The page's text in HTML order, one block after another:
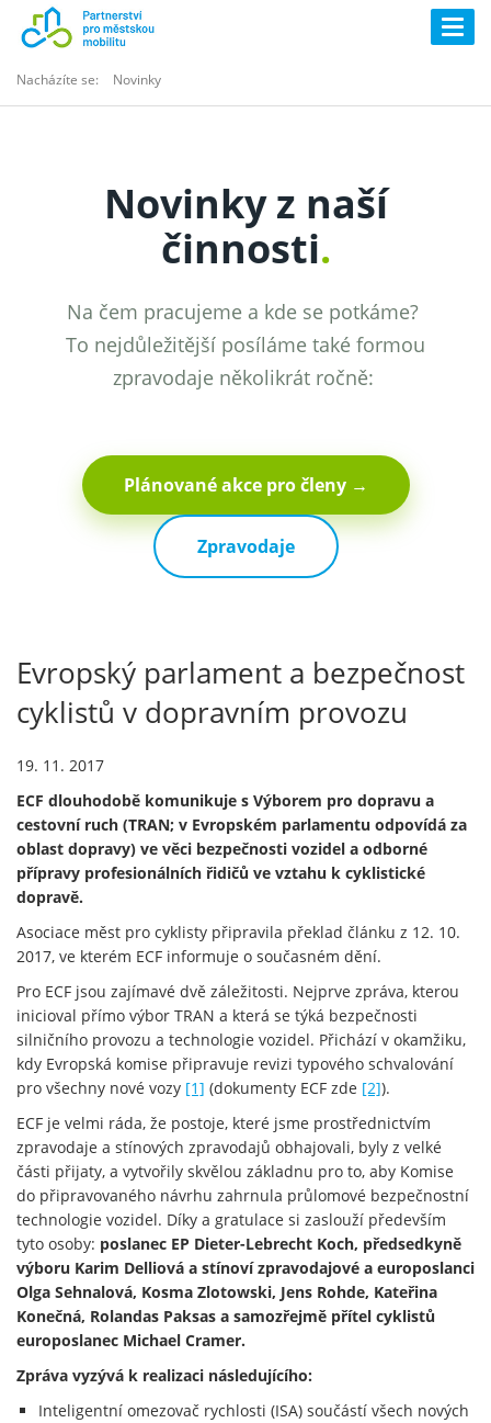
Nacházíte se: Novinky
Novinky z naší
činnosti.
Na čem pracujeme a kde se potkáme?
To nejdůležitější posíláme také formou
zpravodaje několikrát ročně:
Plánované akce pro členy →
Zpravodaje
Evropský parlament a bezpečnost
cyklistů v dopravním provozu
19. 11. 2017
ECF dlouhodobě komunikuje s Výborem pro dopravu a
cestovní ruch (TRAN; v Evropském parlamentu odpovídá za
oblast dopravy) ve věci bezpečnosti vozidel a odborné
přípravy profesionálních řidičů ve vztahu k cyklistické
dopravě.
Asociace měst pro cyklisty připravila překlad článku z 12. 10.
2017, ve kterém ECF informuje o současném dění.
Pro ECF jsou zajímavé dvě záležitosti. Nejprve zpráva, kterou
inicioval přímo výbor TRAN a která se týká bezpečnosti
silničního provozu a technologie vozidel. Přichází v okamžiku,
kdy Evropská komise připravuje revizi typového schvalování
pro všechny nové vozy [1] (dokumenty ECF zde [2]).
ECF je velmi ráda, že postoje, které jsme prostřednictvím
zpravodaje a stínových zpravodajů obhajovali, byly z velké
části přijaty, a vytvořily skvělou základnu pro to, aby Komise
do připravovaného návrhu zahrnula průlomové bezpečnostní
technologie vozidel. Díky a gratulace si zaslouží především
tyto osoby: poslanec EP Dieter-Lebrecht Koch, předsedkyně
výboru Karim Delliová a stínoví zpravodajové a europoslanci
Olga Sehnalová, Kosma Zlotowski, Jens Rohde, Kateřina
Konečná, Rolandas Paksas a samozřejmě přítel cyklistů
europoslanec Michael Cramer.
Zpráva vyzývá k realizaci následujícího:
Inteligentní omezovač rychlosti (ISA) součástí všech nových